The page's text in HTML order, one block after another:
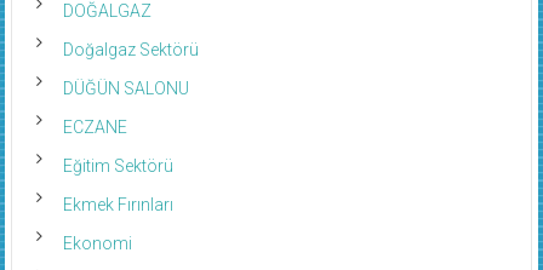
DOĞALGAZ
Doğalgaz Sektörü
DÜĞÜN SALONU
ECZANE
Eğitim Sektörü
Ekmek Fırınları
Ekonomi